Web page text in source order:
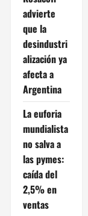
advierte
que la
desindustri
alización ya
afecta a
Argentina
La euforia
mundialista
no salva a
las pymes:
caída del
2,5% en
ventas